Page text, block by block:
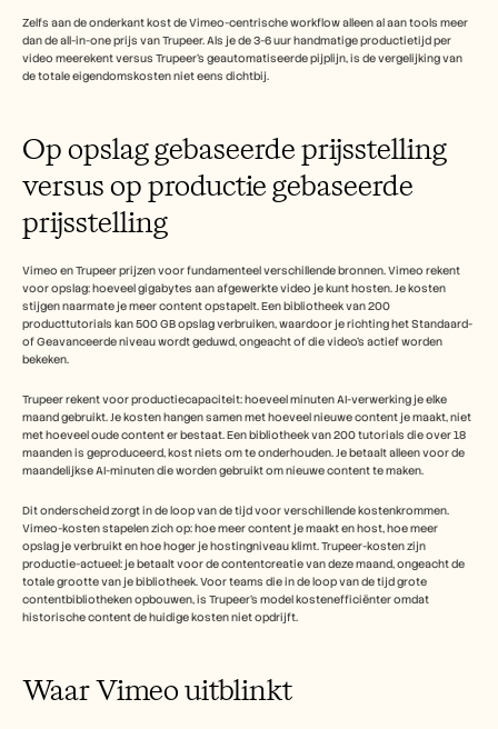
Zelfs aan de onderkant kost de Vimeo-centrische workflow alleen al aan tools meer
dan de all-in-one prijs van Trupeer. Als je de 3-6 uur handmatige productietijd per
video meerekent versus Trupeer's geautomatiseerde pijplijn, is de vergelijking van
de totale eigendomskosten niet eens dichtbij.
Op opslag gebaseerde prijsstelling
versus op productie gebaseerde
prijsstelling
Vimeo en Trupeer prijzen voor fundamenteel verschillende bronnen. Vimeo rekent
voor opslag: hoeveel gigabytes aan afgewerkte video je kunt hosten. Je kosten
stijgen naarmate je meer content opstapelt. Een bibliotheek van 200
producttutorials kan 500 GB opslag verbruiken, waardoor je richting het Standaard-
of Geavanceerde niveau wordt geduwd, ongeacht of die video's actief worden
bekeken.
Trupeer rekent voor productiecapaciteit: hoeveel minuten AI-verwerking je elke
maand gebruikt. Je kosten hangen samen met hoeveel nieuwe content je maakt, niet
met hoeveel oude content er bestaat. Een bibliotheek van 200 tutorials die over 18
maanden is geproduceerd, kost niets om te onderhouden. Je betaalt alleen voor de
maandelijkse AI-minuten die worden gebruikt om nieuwe content te maken.
Dit onderscheid zorgt in de loop van de tijd voor verschillende kostenkrommen.
Vimeo-kosten stapelen zich op: hoe meer content je maakt en host, hoe meer
opslag je verbruikt en hoe hoger je hostingniveau klimt. Trupeer-kosten zijn
productie-actueel: je betaalt voor de contentcreatie van deze maand, ongeacht de
totale grootte van je bibliotheek. Voor teams die in de loop van de tijd grote
contentbibliotheken opbouwen, is Trupeer's model kostenefficiënter omdat
historische content de huidige kosten niet opdrijft.
Waar Vimeo uitblinkt